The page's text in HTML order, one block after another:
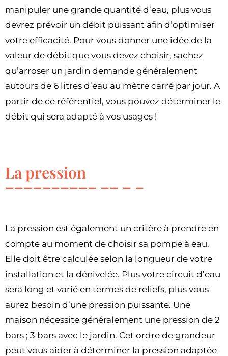
manipuler une grande quantité d’eau, plus vous
devrez prévoir un débit puissant afin d’optimiser
votre efficacité. Pour vous donner une idée de la
valeur de débit que vous devez choisir, sachez
qu’arroser un jardin demande généralement
autours de 6 litres d’eau au mètre carré par jour. A
partir de ce référentiel, vous pouvez déterminer le
débit qui sera adapté à vos usages !
La pression
La pression est également un critère à prendre en
compte au moment de choisir sa pompe à eau.
Elle doit être calculée selon la longueur de votre
installation et la dénivelée. Plus votre circuit d’eau
sera long et varié en termes de reliefs, plus vous
aurez besoin d’une pression puissante. Une
maison nécessite généralement une pression de 2
bars ; 3 bars avec le jardin. Cet ordre de grandeur
peut vous aider à déterminer la pression adaptée